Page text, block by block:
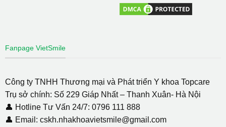
Fanpage VietSmile
Công ty TNHH Thương mại và Phát triển Y khoa Topcare
Trụ sở chính: Số 229 Giáp Nhất – Thanh Xuân- Hà Nội
👤 Hotline Tư Vấn 24/7: 0796 111 888
👤 Email: cskh.nhakhoavietsmile@gmail.com